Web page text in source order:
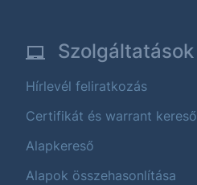
Szolgáltatások
Hírlevél feliratkozás
Certifikát és warrant kereső
Alapkereső
Alapok összehasonlítása